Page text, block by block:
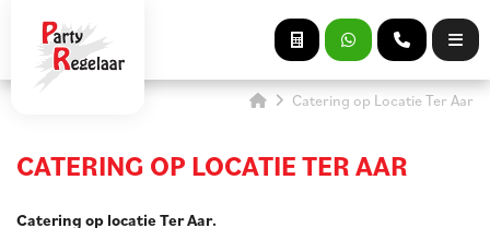
Catering op Locatie Ter Aar
CATERING OP LOCATIE TER AAR
Catering op locatie Ter Aar.